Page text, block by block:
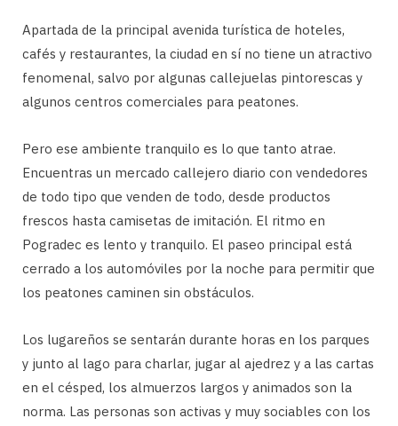
Apartada de la principal avenida turística de hoteles,
cafés y restaurantes, la ciudad en sí no tiene un atractivo
fenomenal, salvo por algunas callejuelas pintorescas y
algunos centros comerciales para peatones.
Pero ese ambiente tranquilo es lo que tanto atrae.
Encuentras un mercado callejero diario con vendedores
de todo tipo que venden de todo, desde productos
frescos hasta camisetas de imitación. El ritmo en
Pogradec es lento y tranquilo. El paseo principal está
cerrado a los automóviles por la noche para permitir que
los peatones caminen sin obstáculos.
Los lugareños se sentarán durante horas en los parques
y junto al lago para charlar, jugar al ajedrez y a las cartas
en el césped, los almuerzos largos y animados son la
norma. Las personas son activas y muy sociables con los